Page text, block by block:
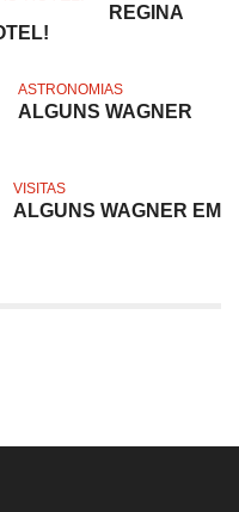
REGINA
ASTRONOMIAS
ALGUNS WAGNER
VISITAS
ALGUNS WAGNER EM